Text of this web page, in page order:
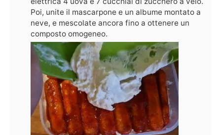
Poi, unite il mascarpone e un albume montato a
neve, e mescolate ancora fino a ottenere un
composto omogeneo.